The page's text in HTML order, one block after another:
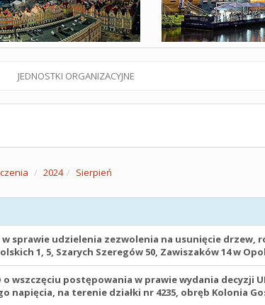
JEDNOSTKI ORGANIZACYJNE
2024 Sierpień
w sprawie udzielenia zezwolenia na usunięcie drzew,
1, 5, Szarych Szeregów 50, Zawiszaków 14 w
o wszczęciu postępowania w prawie wydania decyzji
na terenie działki nr 4235, obręb Kolonia